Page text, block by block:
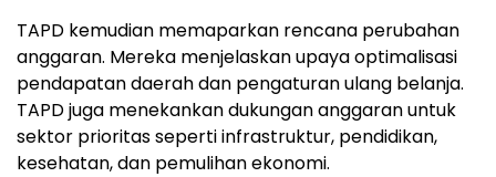
TAPD kemudian memaparkan rencana perubahan
anggaran. Mereka menjelaskan upaya optimalisasi
pendapatan daerah dan pengaturan ulang belanja.
TAPD juga menekankan dukungan anggaran untuk
sektor prioritas seperti infrastruktur, pendidikan,
kesehatan, dan pemulihan ekonomi.